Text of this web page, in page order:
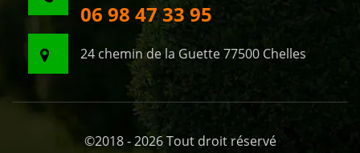
06 98 47 33 95
24 chemin de la Guette 77500 Chelles
©2018 - 2026 Tout droit réservé